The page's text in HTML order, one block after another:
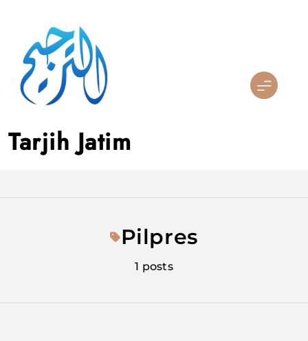
content
Tarjih Jatim
Pilpres
1 posts